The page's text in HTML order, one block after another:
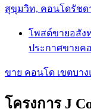
สุขุมวิท, คอนโดรัช
โพสต์ขายอสัง
ประกาศขายค
ขาย คอนโด เขตบาง
โครงการ J